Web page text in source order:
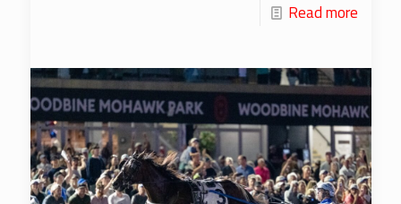
Read more